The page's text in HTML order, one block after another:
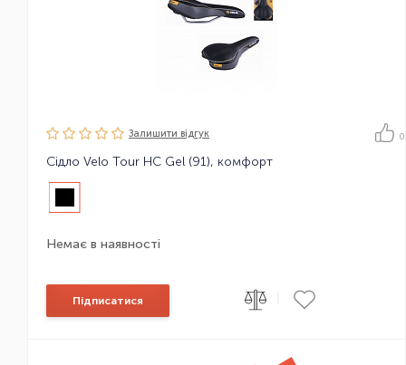
Залишити вiдгук 0
Сідло Velo Tour HC Gel (91), комфорт
Немає в наявності
Підписатися